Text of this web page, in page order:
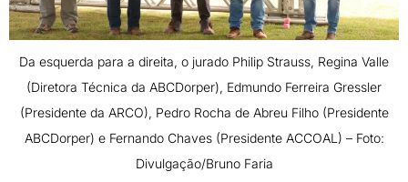
Da esquerda para a direita, o jurado Philip Strauss, Regina Valle
(Diretora Técnica da ABCDorper), Edmundo Ferreira Gressler
(Presidente da ARCO), Pedro Rocha de Abreu Filho (Presidente
ABCDorper) e Fernando Chaves (Presidente ACCOAL) – Foto:
Divulgação/Bruno Faria